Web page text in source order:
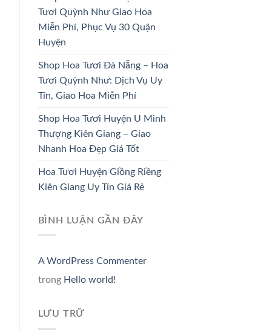
HOA CÔ DÂU
33 SẢN PHẨM
HOA KHAI TRƯƠNG
Tươi Quỳnh Như Giao Hoa
Miễn Phí, Phục Vụ 30 Quận
Huyện
Shop Hoa Tươi Đà Nẵng – Hoa
Tươi Quỳnh Như: Dịch Vụ Uy
Tín, Giao Hoa Miễn Phí
Shop Hoa Tươi Huyện U Minh
Thượng Kiên Giang – Giao
Nhanh Hoa Đẹp Giá Tốt
Hoa Tươi Huyện Giồng Riềng
Kiên Giang Uy Tín Giá Rẻ
BÌNH LUẬN GẦN ĐÂY
A WordPress Commenter
trong Hello world!
LƯU TRỮ